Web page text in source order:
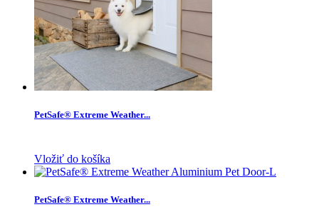
PetSafe® Extreme Weather...
Vložiť do košíka
PetSafe® Extreme Weather...